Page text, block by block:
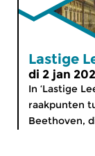
Lastige
di 2 jan
In ‘Lastige
raakpunten
Beethoven,